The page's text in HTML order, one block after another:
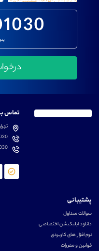
تماس
پشتیبانی
سوالات متداول
دانلود اپلیکیشن اختصاصی
نرم افزار های کاربردی
قوانین و مقررات